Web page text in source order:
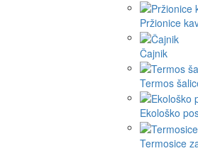
Pržionice
Čajnik
Termos
Ekološko
Termosice